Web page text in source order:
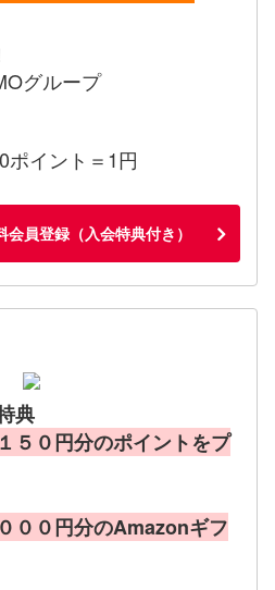
グループ
ポイント＝1円
員登録（入会特典付き）
典
５０円分のポイントをプ
００円分のAmazonギフ